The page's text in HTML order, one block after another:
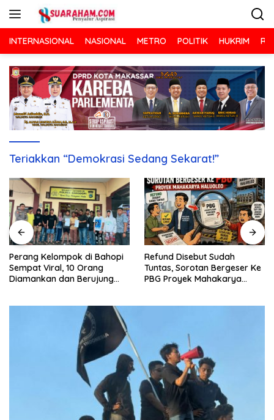
INTERNASIONAL NASIONAL METRO POLITIK HUKRIM
Teriakkan “Demokrasi Sedang Sekarat!”
Perang Kelompok di Bahopi
Sempat Viral, 10 Orang
Diamankan dan Berujung
Refund Disebut Sudah
Tuntas, Sorotan Bergeser Ke
PBG Proyek Mahakarya